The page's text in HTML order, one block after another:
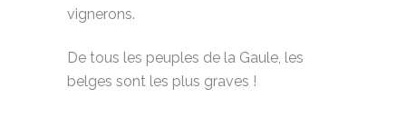
vignerons.
De tous les peuples de la Gaule, les
belges sont les plus graves !